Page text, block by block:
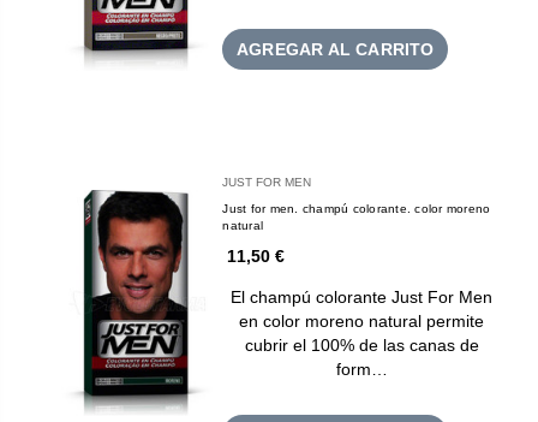
AGREGAR AL CARRITO
JUST FOR MEN
Just for men. champú colorante. color moreno
natural
11,50 €
El champú colorante Just For Men
en color moreno natural permite
cubrir el 100% de las canas de
form…